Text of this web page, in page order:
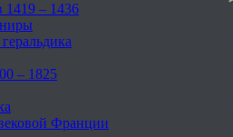
– 1436
– 1825
Франции